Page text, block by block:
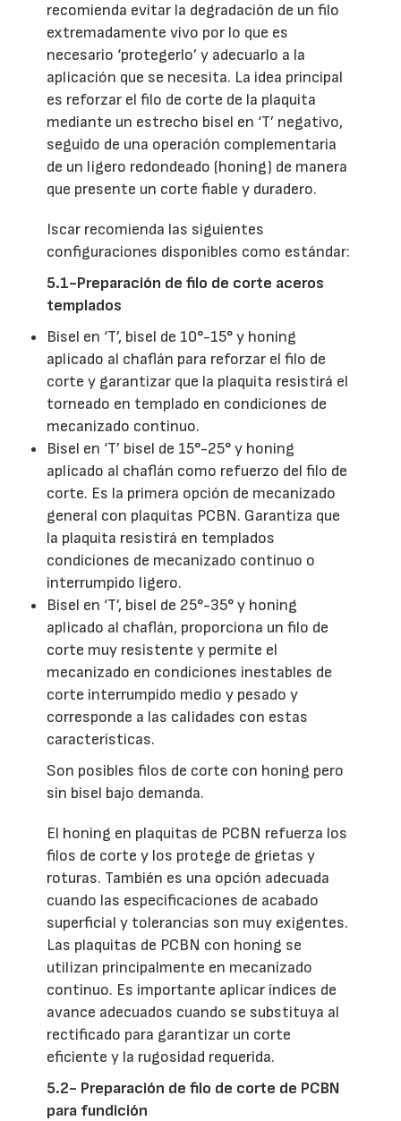
recomienda evitar la degradación de un filo
extremadamente vivo por lo que es
necesario ‘protegerlo’ y adecuarlo a la
aplicación que se necesita. La idea principal
es reforzar el filo de corte de la plaquita
mediante un estrecho bisel en ‘T’ negativo,
seguido de una operación complementaria
de un ligero redondeado (honing) de manera
que presente un corte fiable y duradero.
Iscar recomienda las siguientes
configuraciones disponibles como estándar:
5.1-Preparación de filo de corte aceros
templados
Bisel en ‘T’, bisel de 10°-15° y honing
aplicado al chaflán para reforzar el filo de
corte y garantizar que la plaquita resistirá el
torneado en templado en condiciones de
mecanizado continuo.
Bisel en ‘T’ bisel de 15°-25° y honing
aplicado al chaflán como refuerzo del filo de
corte. Es la primera opción de mecanizado
general con plaquitas PCBN. Garantiza que
la plaquita resistirá en templados
condiciones de mecanizado continuo o
interrumpido ligero.
Bisel en ‘T’, bisel de 25°-35° y honing
aplicado al chaflán, proporciona un filo de
corte muy resistente y permite el
mecanizado en condiciones inestables de
corte interrumpido medio y pesado y
corresponde a las calidades con estas
características.
Son posibles filos de corte con honing pero
sin bisel bajo demanda.
El honing en plaquitas de PCBN refuerza los
filos de corte y los protege de grietas y
roturas. También es una opción adecuada
cuando las especificaciones de acabado
superficial y tolerancias son muy exigentes.
Las plaquitas de PCBN con honing se
utilizan principalmente en mecanizado
continuo. Es importante aplicar índices de
avance adecuados cuando se substituya al
rectificado para garantizar un corte
eficiente y la rugosidad requerida.
5.2- Preparación de filo de corte de PCBN
para fundición